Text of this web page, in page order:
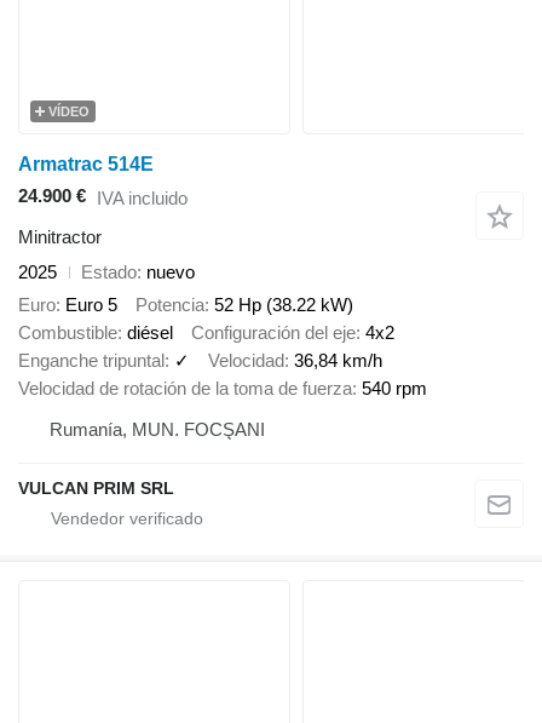
VÍDEO
Armatrac 514E
24.900 € IVA incluido
Minitractor
2025
Estado nuevo
Euro Euro 5 Potencia 52 Hp (38.22 kW)
Combustible diésel Configuración del eje 4x2
Enganche tripuntal ✓ Velocidad 36,84 km/h
Velocidad de rotación de la toma de fuerza 540 rpm
Rumanía, MUN. FOCŞANI
VULCAN PRIM SRL